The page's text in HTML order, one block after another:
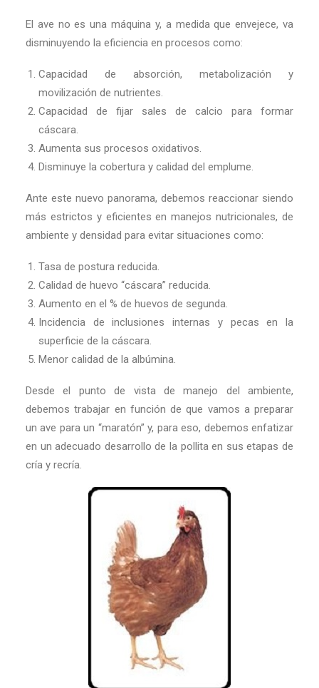
El ave no es una máquina y, a medida que envejece, va
disminuyendo la eficiencia en procesos como:
Capacidad de absorción, metabolización y
movilización de nutrientes.
Capacidad de fijar sales de calcio para formar
cáscara.
Aumenta sus procesos oxidativos.
Disminuye la cobertura y calidad del emplume.
Ante este nuevo panorama, debemos reaccionar siendo
más estrictos y eficientes en manejos nutricionales, de
ambiente y densidad para evitar situaciones como:
Tasa de postura reducida.
Calidad de huevo “cáscara” reducida.
Aumento en el % de huevos de segunda.
Incidencia de inclusiones internas y pecas en la
superficie de la cáscara.
Menor calidad de la albúmina.
Desde el punto de vista de manejo del ambiente,
debemos trabajar en función de que vamos a preparar
un ave para un “maratón” y, para eso, debemos enfatizar
en un adecuado desarrollo de la pollita en sus etapas de
cría y recría.